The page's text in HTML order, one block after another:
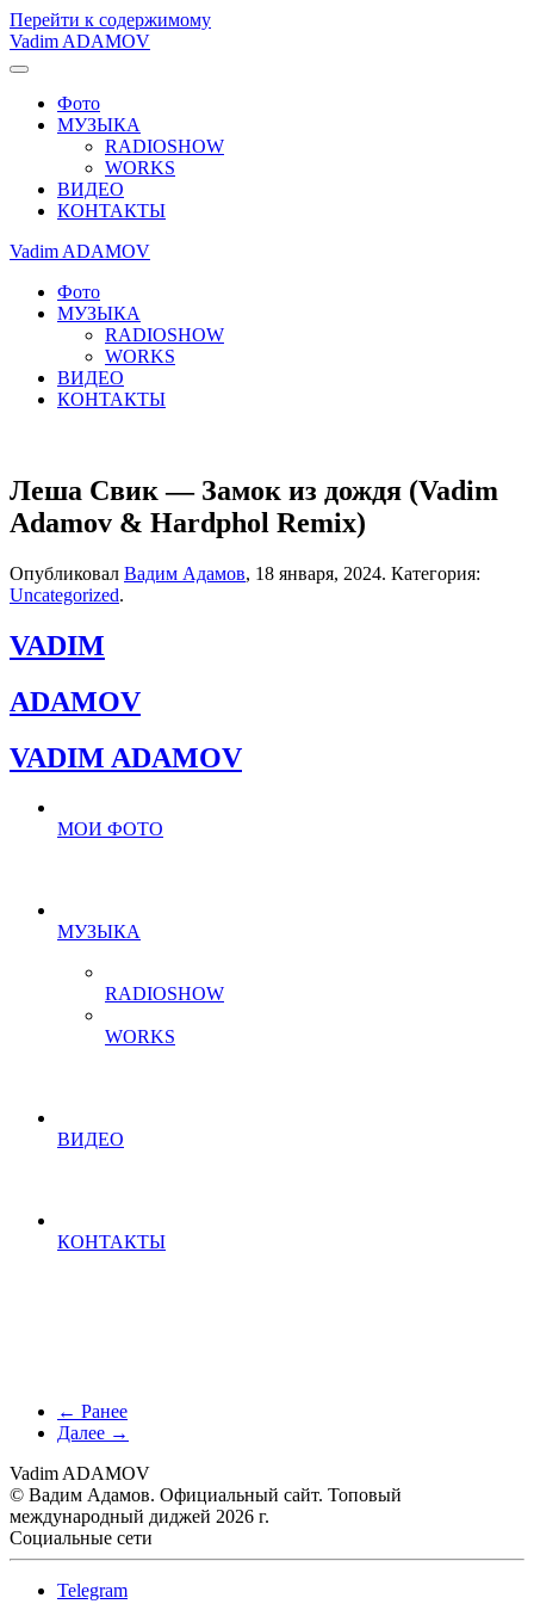
Перейти к содержимому
Vadim ADAMOV
Фото
МУЗЫКА
RADIOSHOW
WORKS
ВИДЕО
КОНТАКТЫ
Vadim ADAMOV
Фото
МУЗЫКА
RADIOSHOW
WORKS
ВИДЕО
КОНТАКТЫ
Леша Свик — Замок из дождя (Vadim
Adamov & Hardphol Remix)
Опубликовал Вадим Адамов, 18 января, 2024. Категория:
Uncategorized.
VADIM
ADAMOV
VADIM ADAMOV
МОИ ФОТО
МУЗЫКА
RADIOSHOW
WORKS
ВИДЕО
КОНТАКТЫ
← Ранее
Далее →
Vadim ADAMOV
© Вадим Адамов. Официальный сайт. Топовый
международный диджей 2026 г.
Социальные сети
Telegram